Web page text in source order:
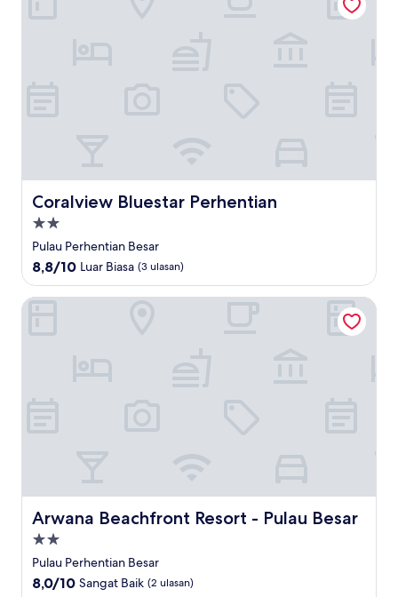
Coralview Bluestar Perhentian
Coralview Bluestar Perhentian
Properti
bintang
2.0
Pulau Perhentian Besar
8.8
dari
10,
8,8/10 Luar Biasa (3 ulasan)
Arwana Beachfront Resort - Pulau Besar
Arwana Beachfront Resort - Pulau Besar
Properti
bintang
2.0
Pulau Perhentian Besar
8.0
8,0/10 Sangat Baik (2 ulasan)
Arwana Beachfront Resort - Pulau Besar